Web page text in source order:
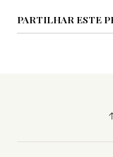
PARTILHAR ESTE